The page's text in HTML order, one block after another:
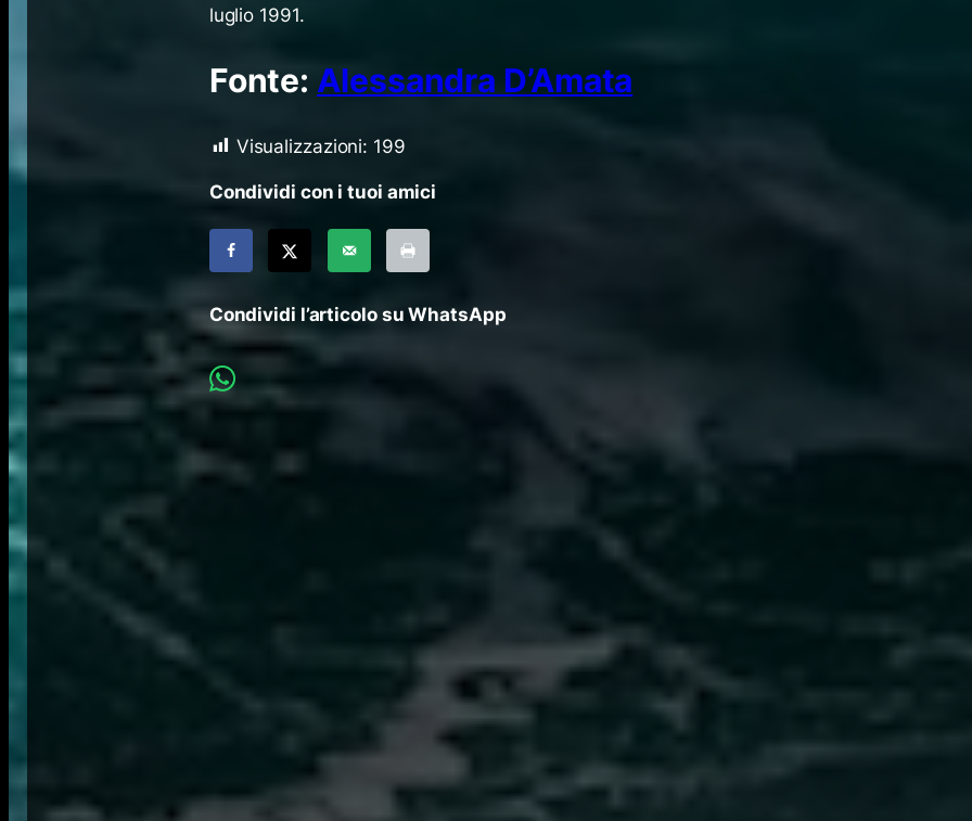
luglio 1991.
Fonte: Alessandra D’Amata
Visualizzazioni: 199
Condividi con i tuoi amici
Condividi l’articolo su WhatsApp